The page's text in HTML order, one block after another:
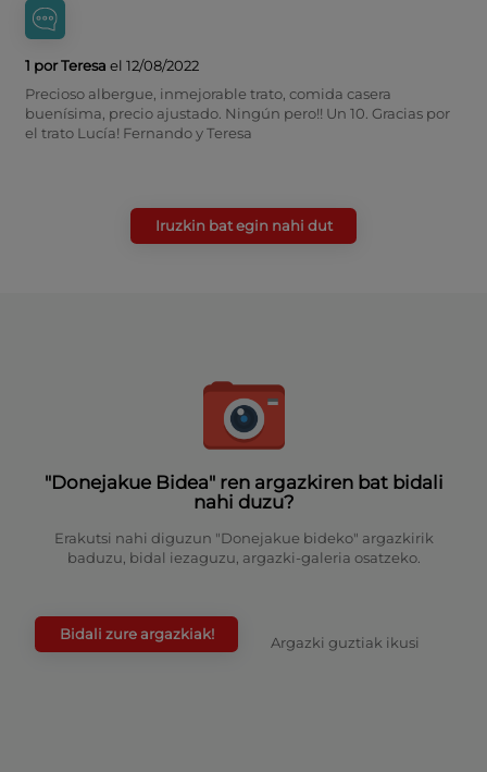
1 por Teresa el 12/08/2022
Precioso albergue, inmejorable trato, comida casera
buenísima, precio ajustado. Ningún pero!! Un 10. Gracias por
el trato Lucía! Fernando y Teresa
Iruzkin bat egin nahi dut
"Donejakue Bidea" ren argazkiren bat bidali
nahi duzu?
Erakutsi nahi diguzun "Donejakue bideko" argazkirik
baduzu, bidal iezaguzu, argazki-galeria osatzeko.
Bidali zure argazkiak! Argazki guztiak ikusi